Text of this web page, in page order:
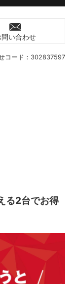
コード： 302837597
問い合わせ
る2台でお得